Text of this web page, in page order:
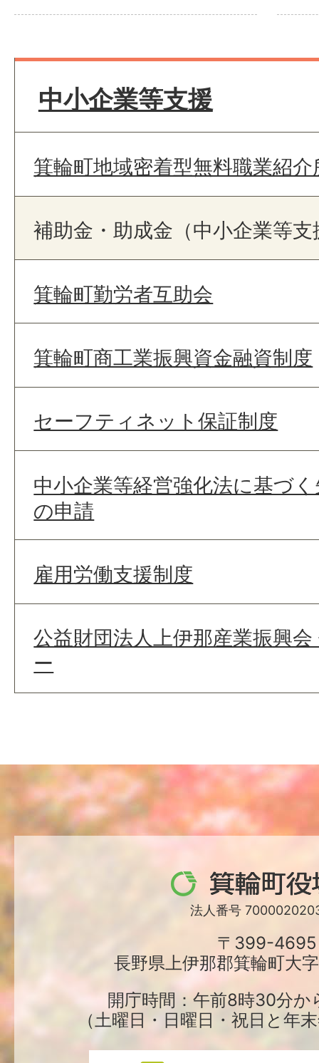
中小企業等支援
箕輪町地域密着型無料職業紹介
補助金・助成金（中小企業等支
箕輪町勤労者互助会
箕輪町商工業振興資金融資制度
セーフティネット保証制度
中小企業等経営強化法に基づ
の申請
雇用労働支援制度
公益財団法人上伊那産業振興
ー
箕
輪
役
場
法人番号
〒399-4695
長野県上伊那郡箕輪町大
開庁時間：午前8時30分か
（土曜日・日曜日・祝日と年